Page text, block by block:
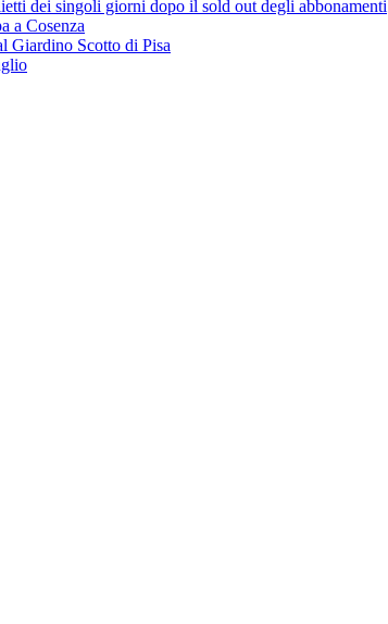
dei singoli giorni dopo il sold out degli abbonamenti
a Cosenza
Giardino Scotto di Pisa